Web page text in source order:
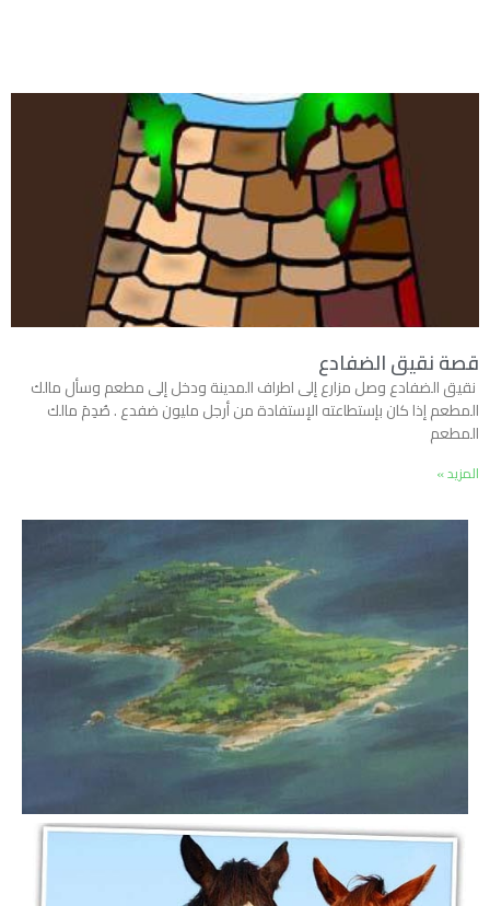
قصة نقيق الضفادع
نقيق الضفادع وصل مزارع إلى اطراف المدينة ودخل إلى مطعم وسأل مالك
المطعم إذا كان بإستطاعته الإستفادة من أرجل مليون ضفدع . صُدِمَ مالك
المطعم
المزيد »